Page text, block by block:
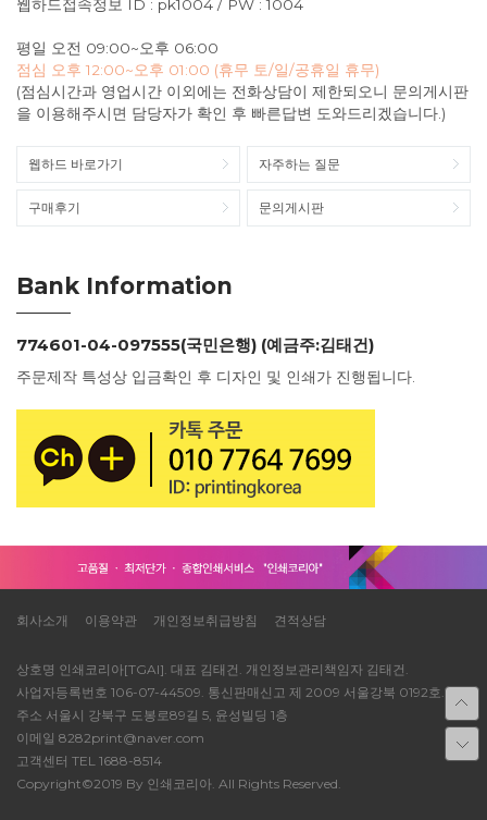
웹하드접속정보 ID : pk1004 / PW : 1004
평일 오전 09:00~오후 06:00
점심 오후 12:00~오후 01:00 (휴무 토/일/공휴일 휴무)
(점심시간과 영업시간 이외에는 전화상담이 제한되오니 문의게시판
을 이용해주시면 담당자가 확인 후 빠른답변 도와드리겠습니다.)
웹하드 바로가기 자주하는 질문
구매후기 문의게시판
Bank Information
774601-04-097555(국민은행) (예금주:김태건)
주문제작 특성상 입금확인 후 디자인 및 인쇄가 진행됩니다.
회사소개 이용약관 개인정보취급방침 견적상담
상호명 인쇄코리아[TGAI]. 대표 김태건. 개인정보관리책임자 김태건.
사업자등록번호 106-07-44509. 통신판매신고 제 2009 서울강북 0192호.
주소 서울시 강북구 도봉로89길 5, 윤성빌딩 1층
이메일 8282print@naver.com
고객센터 TEL 1688-8514
Copyright©2019 By 인쇄코리아. All Rights Reserved.